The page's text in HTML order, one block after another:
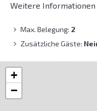
Weitere Informationen
Max. Belegung: 2
Zusätzliche Gäste:
+
−